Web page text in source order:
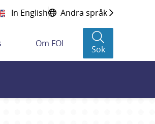
In English Andra språk
Om FOI
Sök